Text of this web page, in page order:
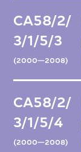
CA58/2/
3/1/5/3
(2000—2008)
CA58/2/
3/1/5/4
(2000—2008)